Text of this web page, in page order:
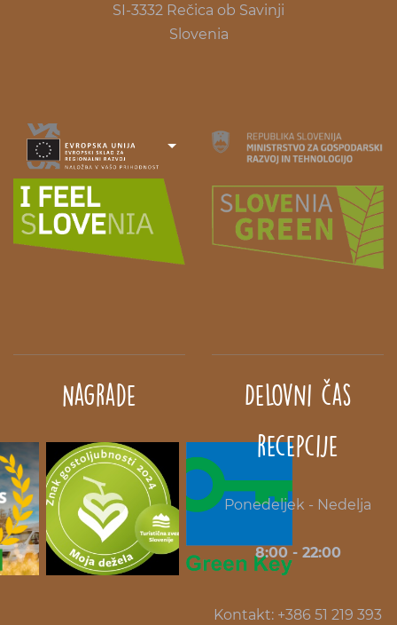
SI-3332 Rečica ob Savinji
Slovenia
Nagrade
Delovni čas
recepcije
Ponedeljek - Nedelja
8:00 - 22:00
Kontakt: +386 51 219 393